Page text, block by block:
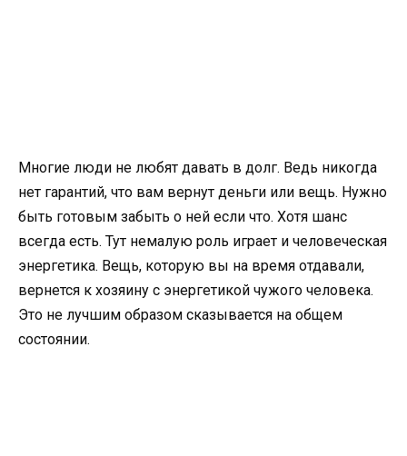
Многие люди не любят давать в долг. Ведь никогда
нет гарантий, что вам вернут деньги или вещь. Нужно
быть готовым забыть о ней если что. Хотя шанс
всегда есть. Тут немалую роль играет и человеческая
энергетика. Вещь, которую вы на время отдавали,
вернется к хозяину с энергетикой чужого человека.
Это не лучшим образом сказывается на общем
состоянии.